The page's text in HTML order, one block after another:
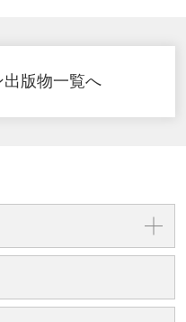
版物一覧へ